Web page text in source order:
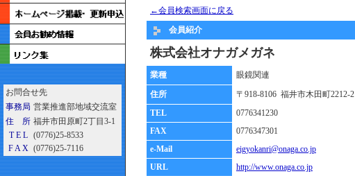
お問合せ先
事務局 営業推進部地域交流室
住 所 福井市田原町2丁目3-1
T E L
(0776)25-8533
F A X (0776)25-7116
←会員検索画面に戻る
会員紹介
株式会社オナガメガネ
業種
眼鏡関連
住所
〒918-8106 福井市木田町2212-2
TEL
0776341230
FAX
0776347301
e-Mail
eigyokanri@onaga.co.jp
URL
http://www.onaga.co.jp